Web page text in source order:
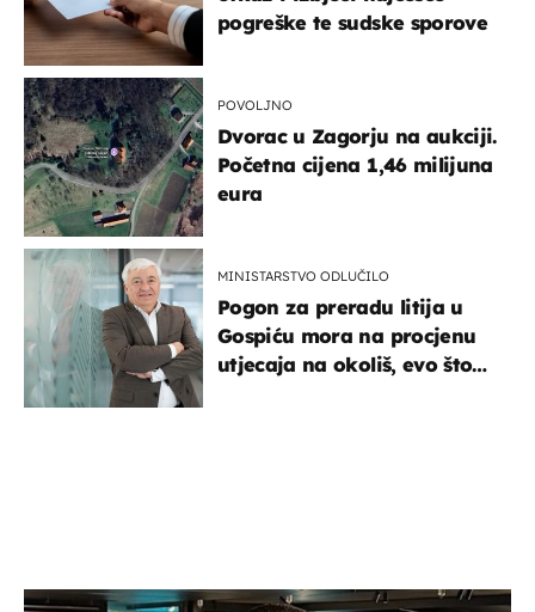
pogreške te sudske sporove
POVOLJNO
Dvorac u Zagorju na aukciji.
Početna cijena 1,46 milijuna
eura
MINISTARSTVO ODLUČILO
Pogon za preradu litija u
Gospiću mora na procjenu
utjecaja na okoliš, evo što